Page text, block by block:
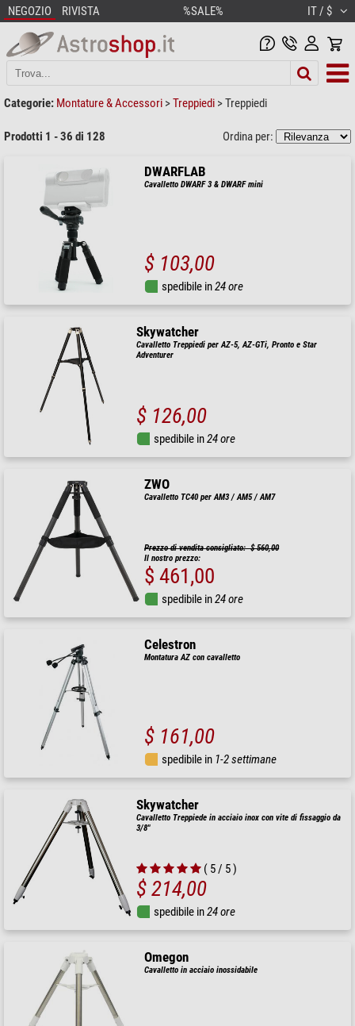
NEGOZIO RIVISTA %SALE% IT / $
Categorie: Montature & Accessori >Treppiedi >Treppiedi
Prodotti 1 - 36 di 128 Ordina per:
DWARFLAB
Cavalletto DWARF 3 & DWARF mini
$ 103,00
spedibile in24 ore
Skywatcher
Cavalletto Treppiedi per AZ-5, AZ-GTi, Pronto e Star
Adventurer
$ 126,00
spedibile in24 ore
ZWO
Cavalletto TC40 per AM3 / AM5 / AM7
Prezzo di vendita consigliato: $ 560,00
Il nostro prezzo:
$ 461,00
spedibile in24 ore
Celestron
Montatura AZ con cavalletto
$ 161,00
spedibile in 1-2 settimane
Skywatcher
Cavalletto Treppiede in acciaio inox con vite di fissaggio da
3/8"
( 5 / 5 )
$ 214,00
spedibile in24 ore
Omegon
Cavalletto in acciaio inossidabile